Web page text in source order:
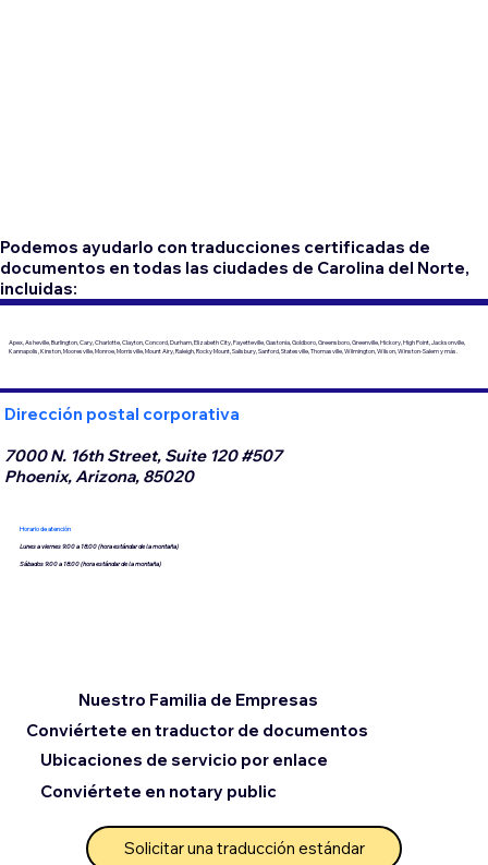
Podemos ayudarlo con traducciones certificadas de
documentos en todas las ciudades de Carolina del Norte,
incluidas:
Apex, Asheville, Burlington, Cary, Charlotte, Clayton, Concord, Durham, Elizabeth City, Fayetteville, Gastonia, Goldboro, Greensboro, Greenville, Hickory, High Point, Jacksonville,
Kannapolis, Kinston, Mooresville, Monroe, Morrisville, Mount Airy, Raleigh, Rocky Mount, Salisbury, Sanford, Statesville, Thomasville, Wilmington, Wilson, Winston-Salem y más.
Dirección postal corporativa
7000 N. 16th Street, Suite 120 #507
Phoenix, Arizona, 85020
Horario de atención
Lunes a viernes 9:00 a 18:00 (hora estándar de la montaña)
Sábados 9:00 a 18:00 (hora estándar de la montaña)
Conviértete en traductor de documentos
Ubicaciones de servicio por enlace
Nuestro Familia de Empresas
Conviértete en notary public
Solicitar una traducción estándar